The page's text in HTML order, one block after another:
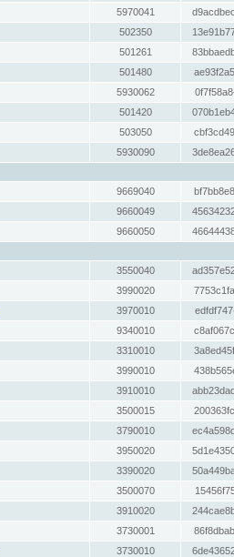
5970041
502350
501261
501480
5930062
501420
503050
5930090
9669040
9660049
9660050
3550040
3990020
3970010
9340010
3310010
3990010
3910010
3500015
3790010
3950020
3390020
3500070
3910020
3730001
3730010